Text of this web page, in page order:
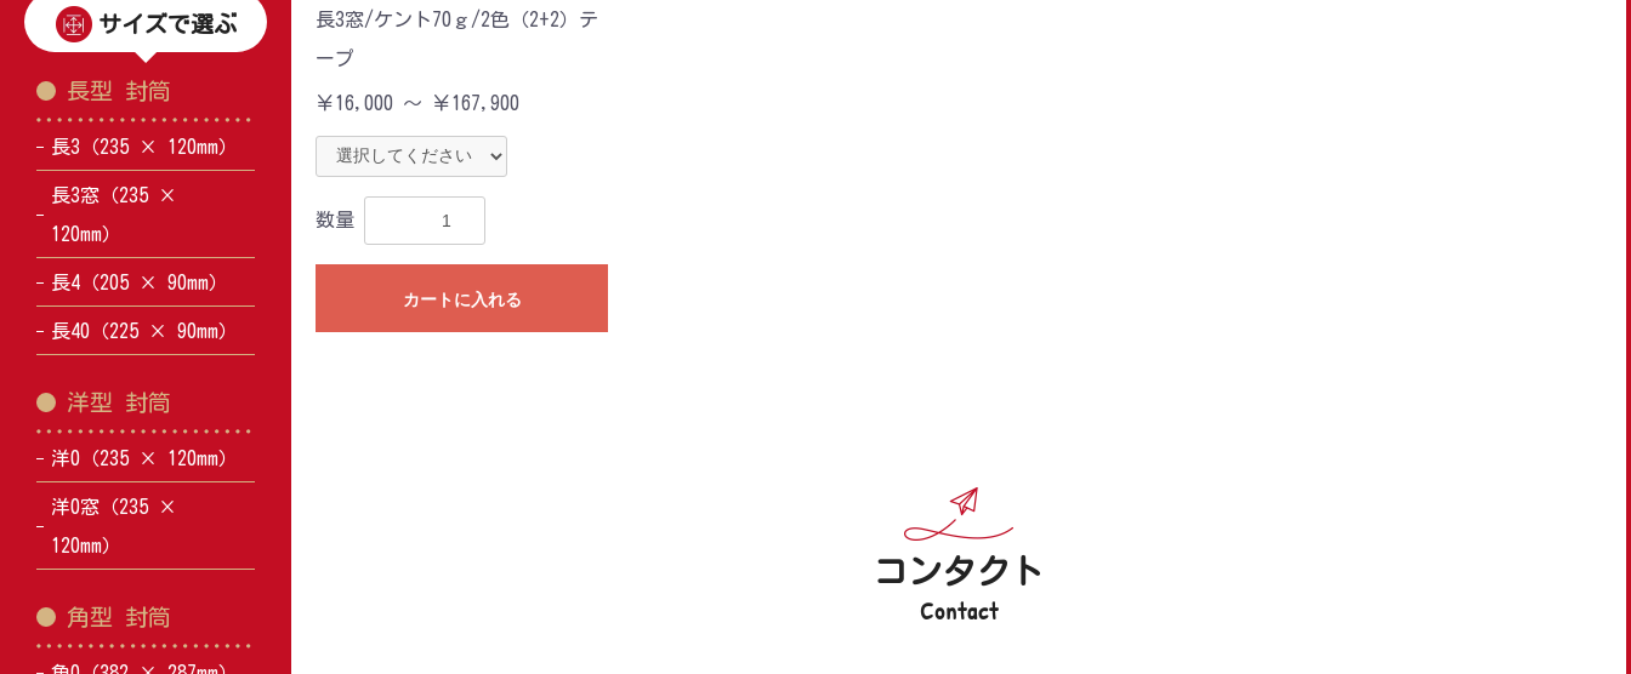
サイズで選ぶ
長型 封筒
長3（235 × 120mm）
長3窓（235 ×
120mm）
長4（205 × 90mm）
長40（225 × 90mm）
洋型 封筒
洋0（235 × 120mm）
洋0窓（235 ×
120mm）
角型 封筒
長3窓/ケント70ｇ/2色（2+2）テ
ープ
￥16,000 ～ ￥167,900
数量
カートに入れる
コンタクト
Contact